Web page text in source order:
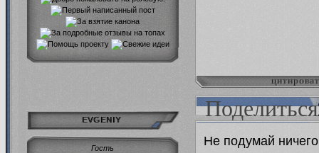
Поделиться
EVGENIY
Гость
Не подумай